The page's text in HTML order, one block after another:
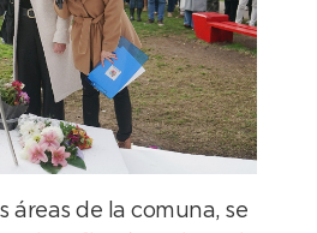
áreas de la comuna, se